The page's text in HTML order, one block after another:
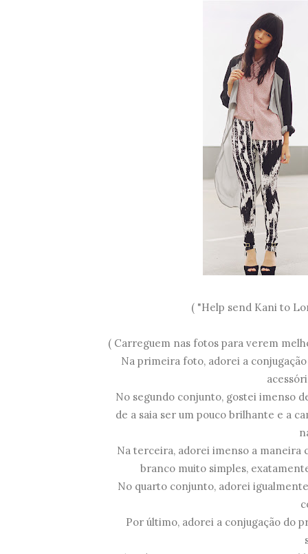
( "Help send Kani to
( Carreguem nas fotos para verem
Na primeira foto, adorei a
No segundo conjunto, gostei imenso
de a saia ser um pouco brilhante e a
Na terceira, adorei imenso a maneira
branco muito simples,
No quarto conjunto, adorei
Por último, adorei a conjugação do